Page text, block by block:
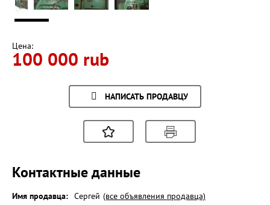
Цена:
100 000 rub
НАПИСАТЬ ПРОДАВЦУ
Контактные данные
Имя продавца: Сергей (все объявления продавца)